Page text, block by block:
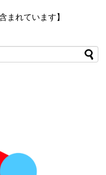
まれています】